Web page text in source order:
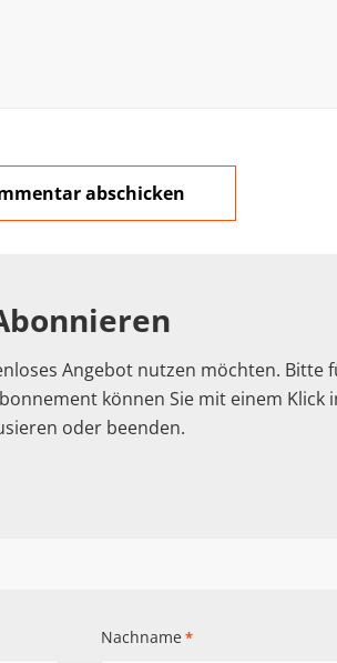
Angebot nutzen möchten. Bitte
können Sie mit einem Klick
oder beenden.
Nachname *